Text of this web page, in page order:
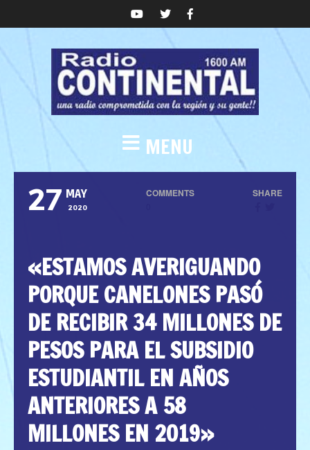
MENU
27 MAY
2020
COMMENTS SHARE
«ESTAMOS AVERIGUANDO
PORQUE CANELONES PASÓ
DE RECIBIR 34 MILLONES DE
PESOS PARA EL SUBSIDIO
ESTUDIANTIL EN AÑOS
ANTERIORES A 58
MILLONES EN 2019»